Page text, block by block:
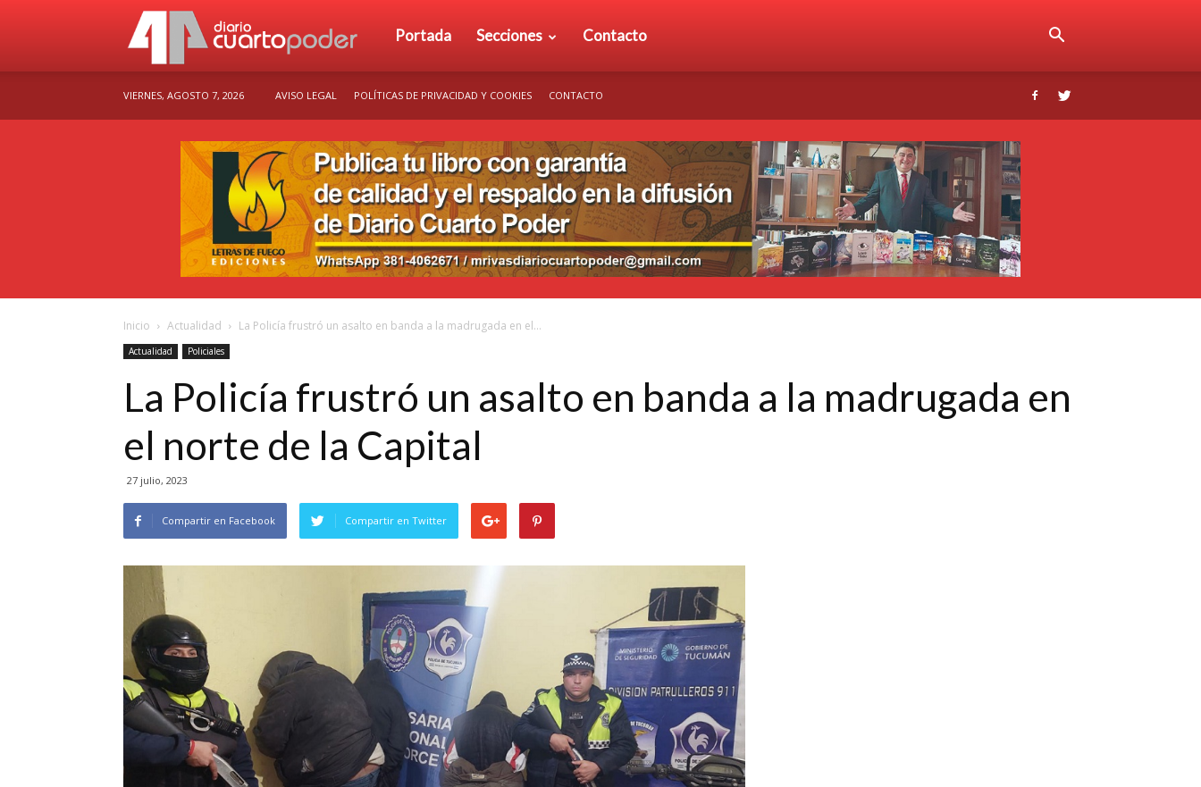
Diario
Poder
Portada Secciones Contacto
VIERNES, AGOSTO 7, 2026 AVISO LEGAL POLÍTICAS DE PRIVACIDAD Y COOKIES CONTACTO
Inicio Actualidad La Policía frustró un asalto en banda a la madrugada en el...
Actualidad Policiales
La Policía frustró un asalto en banda a la madrugada en
el norte de la Capital
27 julio, 2023
Compartir en Facebook Compartir en Twitter